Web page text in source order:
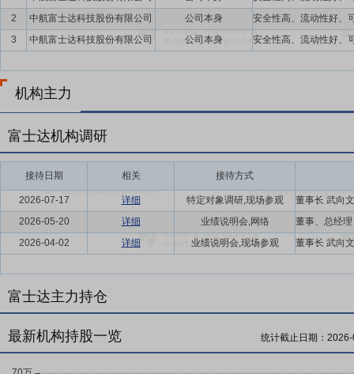
2
中航富士达科技股份有限公司
公司本身
3
中航富士达科技股份有限公司 公司本身
机构主力
富士达机构调研
接待日期 相关 接待方式
2026-07-17 详细
特定对象调研,现场参观
2026-05-20
详细
业绩说明会,网络
2026-04-02
详细 业绩说明会,现场参观
富士达主力持仓
最新机构持股一览 统计截止日期：